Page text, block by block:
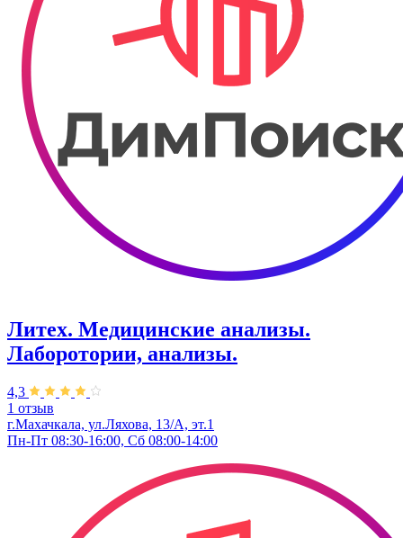
Литех. Медицинские анализы.
Лаборотории, анализы.
4,3
1 отзыв
г.Махачкала, ул.Ляхова, 13/А, эт.1
Пн-Пт 08:30-16:00, Сб 08:00-14:00